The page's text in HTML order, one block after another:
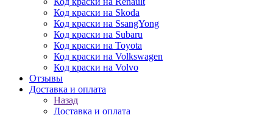
Код краски на Skoda
Код краски на SsangYong
Код краски на Subaru
Код краски на Toyota
Код краски на Volkswagen
Код краски на Volvo
Отзывы
Доставка и оплата
Назад
Доставка и оплата